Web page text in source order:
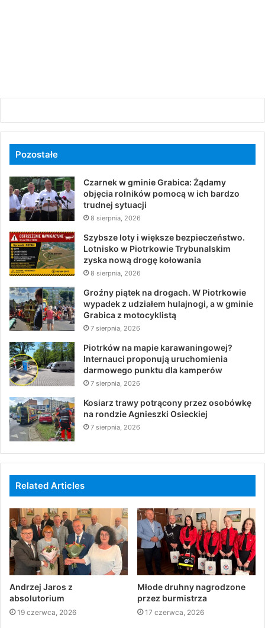
Pozostałe
Czarnek w gminie Grabica: Żądamy
objęcia rolników pomocą w ich bardzo
trudnej sytuacji
8 sierpnia, 2026
Szybsze loty i większe bezpieczeństwo.
Lotnisko w Piotrkowie Trybunalskim
zyska nową drogę kołowania
8 sierpnia, 2026
Groźny piątek na drogach. W Piotrkowie
wypadek z udziałem hulajnogi, a w gminie
Grabica z motocyklistą
7 sierpnia, 2026
Piotrków na mapie karawaningowej?
Internauci proponują uruchomienia
darmowego punktu dla kamperów
7 sierpnia, 2026
Kosiarz trawy potrącony przez osobówkę
na rondzie Agnieszki Osieckiej
7 sierpnia, 2026
Related Articles
Andrzej Jaros z
absolutorium
19 czerwca, 2026
Młode druhny nagrodzone
przez burmistrza
17 czerwca, 2026